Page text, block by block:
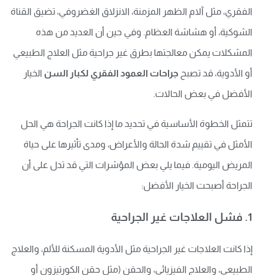
الفقري، مثل آلام الظهر المزمنة، الانزلاق الغضروفي، تضيق القناة
الشوكية، أو هشاشة العظام. وفي حين أن العديد من هذه
المشكلات يمكن معالجتها بطرق غير جراحية مثل العلاج الطبيعي
أو الأدوية، قد تصبح جراحات العمود الفقري لكبار السن الخيار
الأفضل في بعض الحالات.
تتمثل الخطوة الأساسية في تحديد ما إذا كانت الجراحة هي الحل
الأمثل في تقييم شدة الحالة والأعراض، ومدى تأثيرها على حياة
المريض اليومية. فيما يلي بعض المؤشرات التي قد تدل على أن
الجراحة أصبحت الخيار الأفضل:
1. فشل العلاجات غير الجراحية
إذا كانت العلاجات غير الجراحية مثل الأدوية المسكنة للألم، والعلاج
الطبيعي، والعلاج الفيزيائي، والحقن (مثل حقن الكورتيزون أو